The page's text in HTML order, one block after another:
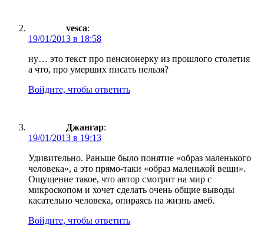
vesca:
19/01/2013 в 18:58
ну… это текст про пенсионерку из прошлого столетия
а что, про умерших писать нельзя?
Войдите, чтобы ответить
Джангар:
19/01/2013 в 19:13
Удивительно. Раньше было понятие «образ маленького
человека», а это прямо-таки «образ маленькой вещи».
Ощущение такое, что автор смотрит на мир с
микроскопом и хочет сделать очень общие выводы
касательно человека, опираясь на жизнь амеб.
Войдите, чтобы ответить